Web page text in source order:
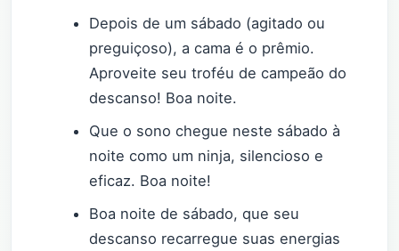
Depois de um sábado (agitado ou
preguiçoso), a cama é o prêmio.
Aproveite seu troféu de campeão do
descanso! Boa noite.
Que o sono chegue neste sábado à
noite como um ninja, silencioso e
eficaz. Boa noite!
Boa noite de sábado, que seu
descanso recarregue suas energias